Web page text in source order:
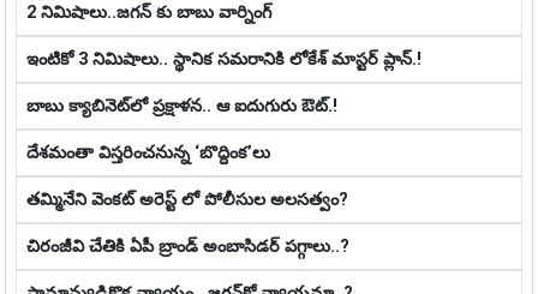
2 నిమిషాలు..జగన్ కు బాబు వార్నింగ్
ఇంటికో 3 నిమిషాలు.. స్థానిక స‌మ‌రానికి లోకేశ్ మాస్ట‌ర్ ప్లాన్‌.!
బాబు క్యాబినెట్‌లో ప్ర‌క్షాళ‌న‌.. ఆ ఐదుగురు ఔట్‌.!
దేశమంతా విస్తరించనున్న ‘బొద్దింక’లు
తమ్మినేని వెంకట్ అరెస్ట్ లో పోలీసుల అలసత్వం?
చిరంజీవి చేతికి ఏపీ బ్రాండ్ అంబాసిడర్ పగ్గాలు..?